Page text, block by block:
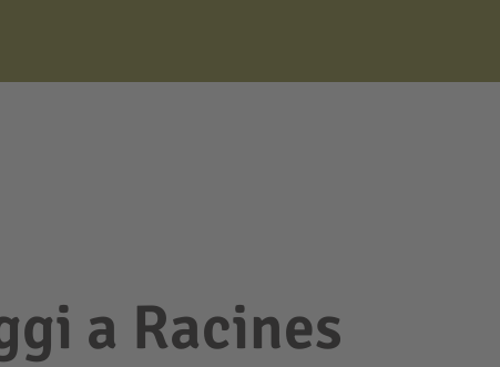
a Racines